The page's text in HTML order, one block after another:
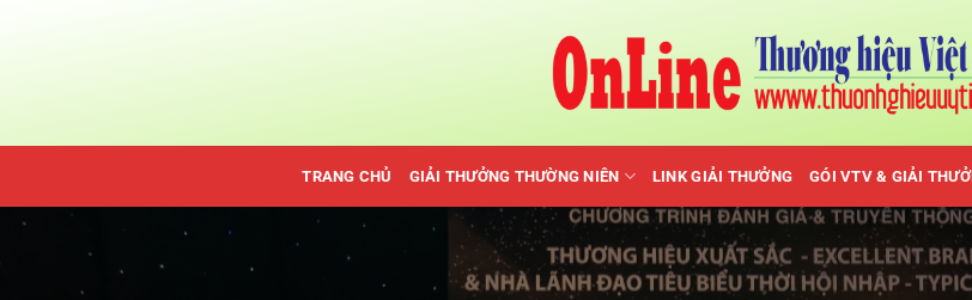
TRANG CHỦ GIẢI THƯỞNG THƯỜNG NIÊN LINK GIẢI THƯỞNG GÓI VTV & GIẢI